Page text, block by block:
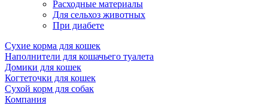
Расходные материалы
Для сельхоз животных
При диабете
Сухие корма для кошек
Наполнители для кошачьего туалета
Домики для кошек
Когтеточки для кошек
Сухой корм для собак
Компания